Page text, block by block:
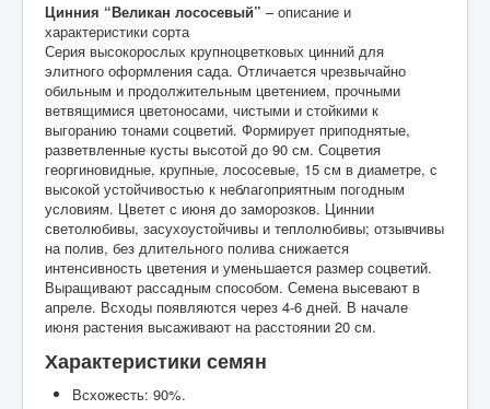
Цинния “Великан лососевый” – описание и
характеристики сорта
Серия высокорослых крупноцветковых цинний для
элитного оформления сада. Отличается чрезвычайно
обильным и продолжительным цветением, прочными
ветвящимися цветоносами, чистыми и стойкими к
выгоранию тонами соцветий. Формирует приподнятые,
разветвленные кусты высотой до 90 см. Соцветия
георгиновидные, крупные, лососевые, 15 см в диаметре, с
высокой устойчивостью к неблагоприятным погодным
условиям. Цветет с июня до заморозков. Циннии
светолюбивы, засухоустойчивы и теплолюбивы; отзывчивы
на полив, без длительного полива снижается
интенсивность цветения и уменьшается размер соцветий.
Выращивают рассадным способом. Семена высевают в
апреле. Всходы появляются через 4-6 дней. В начале
июня растения высаживают на расстоянии 20 см.
Характеристики семян
Всхожесть: 90%.